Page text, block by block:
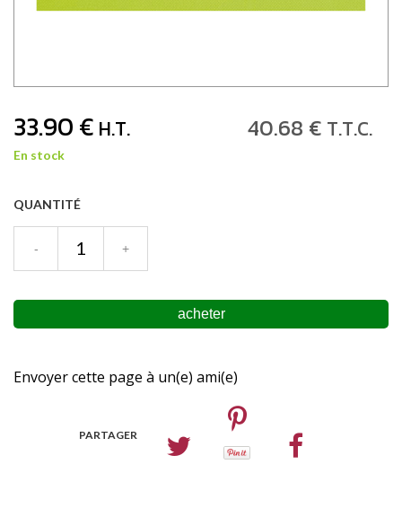
33.90€ H.T. 40.68 € T.T.C.
En stock
QUANTITÉ
Envoyer cette page à un(e) ami(e)
PARTAGER